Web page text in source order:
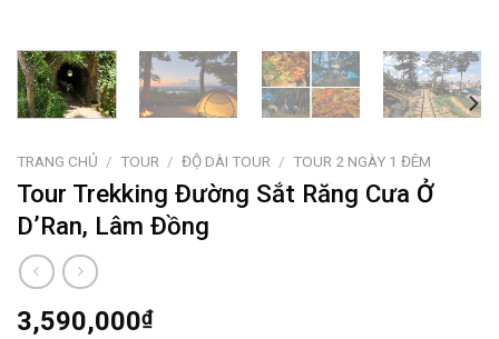
TRANG CHỦ / TOUR / ĐỘ DÀI TOUR / TOUR 2 NGÀY 1 ĐÊM
Tour Trekking Đường Sắt Răng Cưa Ở
D’Ran, Lâm Đồng
3,590,000₫